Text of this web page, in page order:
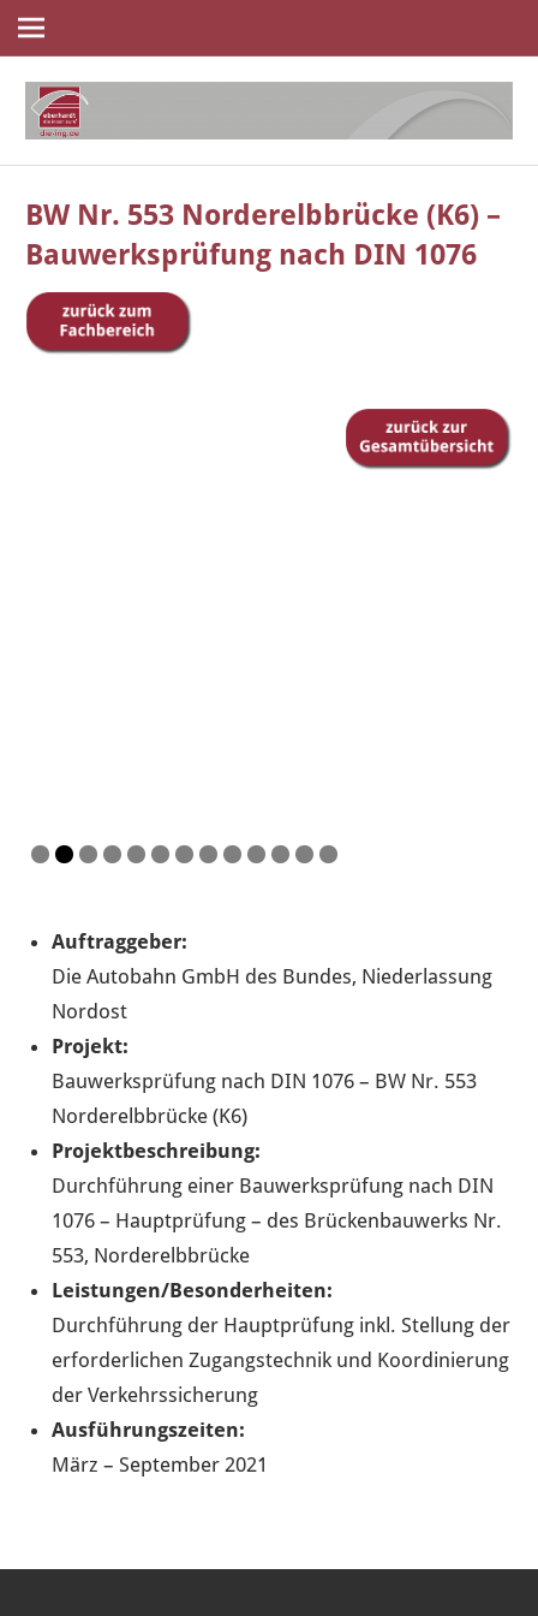
Navigation
Inhalt
springen
eberhardt
BW Nr. 553 Norderelbbrücke (K6) –
Bauwerksprüfung nach DIN 1076
Auftraggeber:
Die Autobahn GmbH des Bundes, Niederlassung
Nordost
Projekt:
Bauwerksprüfung nach DIN 1076 – BW Nr. 553
Norderelbbrücke (K6)
Projektbeschreibung:
Durchführung einer Bauwerksprüfung nach DIN
1076 – Hauptprüfung – des Brückenbauwerks Nr.
553, Norderelbbrücke
Leistungen/Besonderheiten:
Durchführung der Hauptprüfung inkl. Stellung der
erforderlichen Zugangstechnik und Koordinierung
der Verkehrssicherung
Ausführungszeiten:
März – September 2021